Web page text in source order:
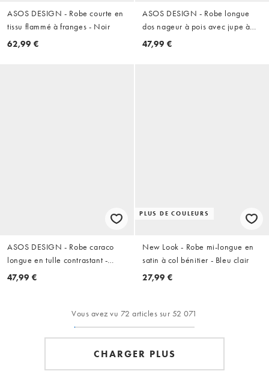
ASOS DESIGN - Robe courte en
tissu flammé à franges - Noir
62,99 €
ASOS DESIGN - Robe longue
dos nageur à pois avec jupe à
godets - Bleu marine
47,99 €
ASOS DESIGN - Robe caraco
longue en tulle contrastant -
Chocolat
47,99 €
PLUS DE COULEURS
New Look - Robe mi-longue en
satin à col bénitier - Bleu clair
27,99 €
Vous avez vu 72 articles sur 52 071
CHARGER PLUS